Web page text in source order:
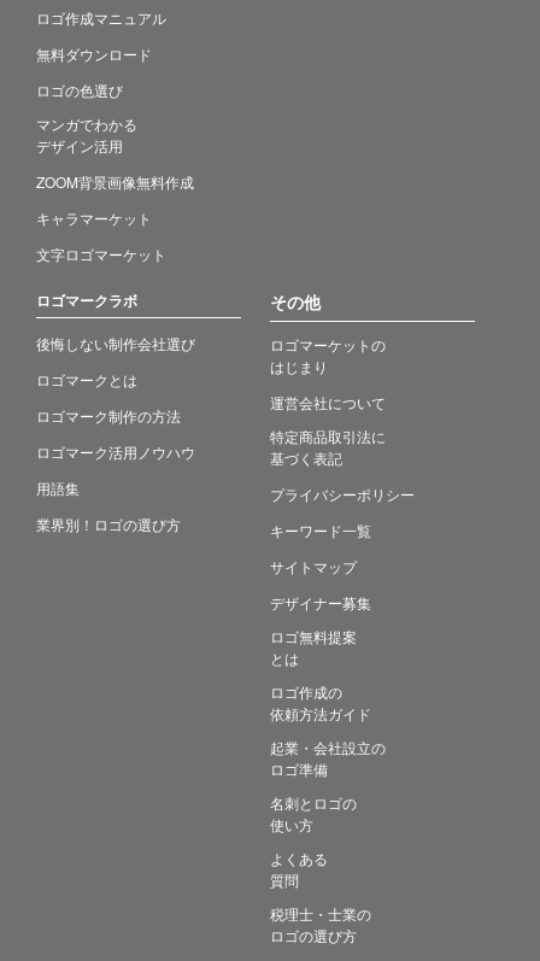
ロゴ作成マニュアル
無料ダウンロード
ロゴの色選び
マンガでわかる
デザイン活用
ZOOM背景画像無料作成
キャラマーケット
文字ロゴマーケット
ロゴマークラボ
後悔しない制作会社選び
ロゴマークとは
ロゴマーク制作の方法
ロゴマーク活用ノウハウ
用語集
業界別！ロゴの選び方
その他
ロゴマーケットの
はじまり
運営会社について
特定商品取引法に
基づく表記
プライバシーポリシー
キーワード一覧
サイトマップ
デザイナー募集
ロゴ無料提案
とは
ロゴ作成の
依頼方法ガイド
起業・会社設立の
ロゴ準備
名刺とロゴの
使い方
よくある
質問
税理士・士業の
ロゴの選び方